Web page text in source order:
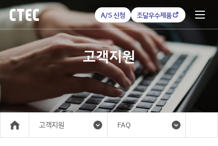
A/S 신청 조달우수제품
고객지원
메인 고객지원 FAQ